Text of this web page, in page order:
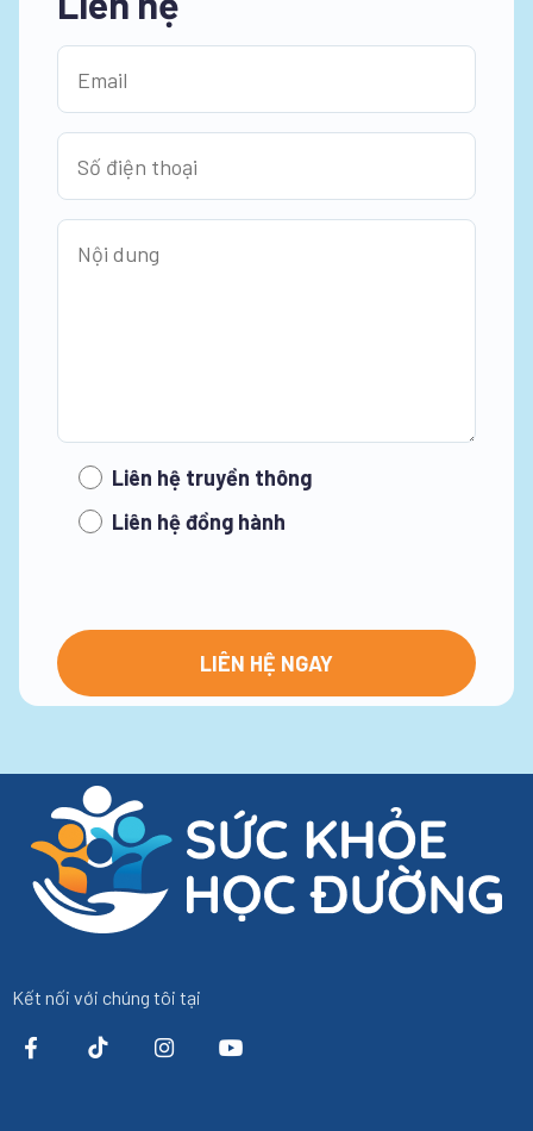
Liên hệ truyền thông
Liên hệ đồng hành
Kết nối với chúng tôi tại